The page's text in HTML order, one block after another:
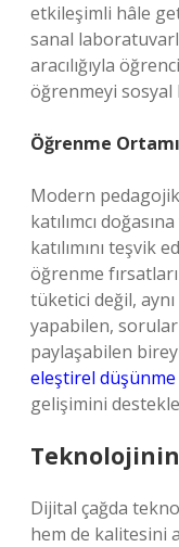
etkileşimli hâle
sanal
aracılığıyla
öğrenmeyi
Öğrenme
Modern
katılımcı
katılımını teşvik
öğrenme
tüketici değil,
yapabilen,
paylaşabilen
eleştirel düşünme
gelişimini
Dijital çağda
hem de kalitesini